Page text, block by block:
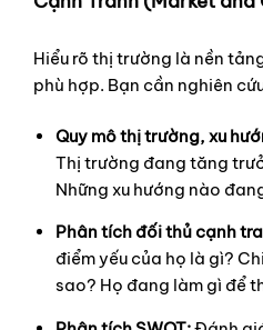
Hiểu rõ thị trường là nền
phù hợp. Bạn cần nghiên
Quy mô thị trường, xu
Thị trường đang tăng
Những xu hướng nào
Phân tích đối thủ cạnh
điểm yếu của họ là gì?
sao? Họ đang làm gì để